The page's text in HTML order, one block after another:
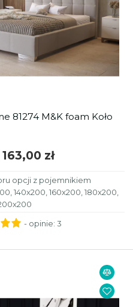
81274 M&K foam Koło
zł
opcji z pojemnikiem
140x200, 160x200, 180x200,
- opinie: 3